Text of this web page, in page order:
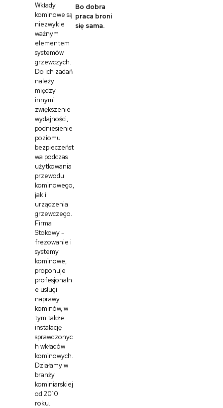
Wkłady
kominowe są
niezwykle
ważnym
elementem
systemów
grzewczych.
Do ich zadań
należy
między
innymi
zwiększenie
wydajności,
podniesienie
poziomu
bezpieczeńst
wa podczas
użytkowania
przewodu
kominowego,
jak i
urządzenia
grzewczego.
Firma
Stokowy -
frezowanie i
systemy
kominowe,
proponuje
profesjonaln
e usługi
naprawy
kominów, w
tym także
instalację
sprawdzonyc
h wkładów
kominowych.
Działamy w
branży
kominiarskiej
od 2010
roku.
Bo dobra
praca broni
się sama.